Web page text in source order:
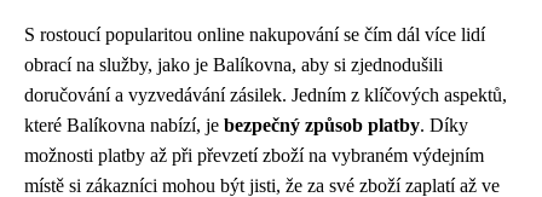
S rostoucí popularitou online nakupování se čím dál více lidí
obrací na služby, jako je Balíkovna, aby si zjednodušili
doručování a vyzvedávání zásilek. Jedním z klíčových aspektů,
které Balíkovna nabízí, je bezpečný způsob platby. Díky
možnosti platby až při převzetí zboží na vybraném výdejním
místě si zákazníci mohou být jisti, že za své zboží zaplatí až ve